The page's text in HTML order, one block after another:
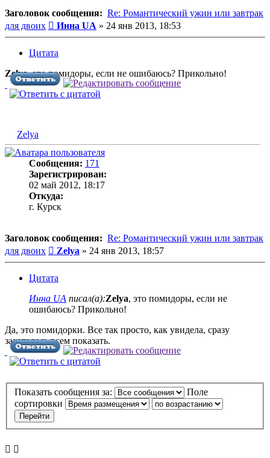
Заголовок сообщения: Re: Романтический ужин или завтрак
для двоих
Сообщение
Инна UA » 24 янв 2013, 18:53
Цитата
Zelya, это помидоры, если не ошибаюсь? Прикольно!
Zelya
Сообщения: 171
Зарегистрирован:
02 май 2012, 18:17
Откуда:
г. Курск
Заголовок сообщения: Re: Романтический ужин или завтрак
для двоих
Сообщение
Zelya » 24 янв 2013, 18:57
Цитата
Инна UA писал(а):Zelya, это помидоры, если не
ошибаюсь? Прикольно!
Да, это помидорки. Все так просто, как увидела, сразу
захотелось всем показать.
Показать сообщения за:
Поле
сортировки